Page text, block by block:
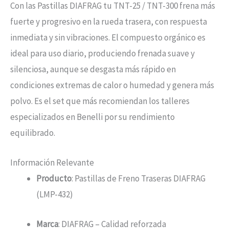
Con las Pastillas DIAFRAG tu TNT-25 / TNT-300 frena más
fuerte y progresivo en la rueda trasera, con respuesta
inmediata y sin vibraciones. El compuesto orgánico es
ideal para uso diario, produciendo frenada suave y
silenciosa, aunque se desgasta más rápido en
condiciones extremas de calor o humedad y genera más
polvo. Es el set que más recomiendan los talleres
especializados en Benelli por su rendimiento
equilibrado.
Información Relevante
Producto: Pastillas de Freno Traseras DIAFRAG
(LMP-432)
Marca: DIAFRAG – Calidad reforzada